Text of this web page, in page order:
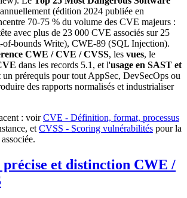
(édition 2024 publiée en
70-75 % du volume des CVE majeurs :
avec plus de 23 000 CVE associés sur 25
bounds Write), CWE-89 (SQL Injection).
CWE / CVE / CVSS, les vues, le
dans les records 5.1, et l'usage en SAST et
un prérequis pour tout AppSec, DevSecOps ou
des rapports normalisés et industrialiser
: voirCVE - Définition, format, processus
et CVSS - Scoring vulnérabilités pour la
et distinction CWE /